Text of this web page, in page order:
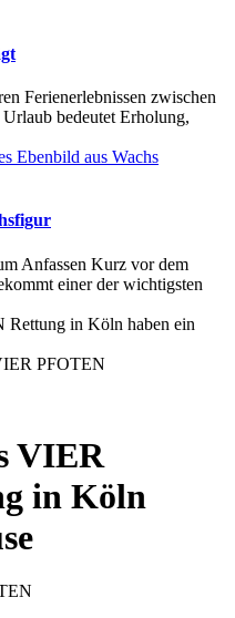
Ferienerlebnissen zwischen
bedeutet Erholung,
Anfassen Kurz vor dem
einer der wichtigsten
PFOTEN
VIER
in Köln